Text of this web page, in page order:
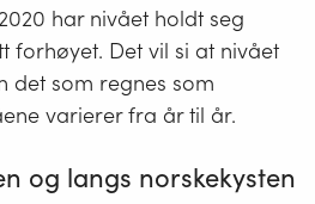
sjø
og
vassdrag.
har nivået holdt seg
forhøyet. Det vil si at nivået
det som regnes som
varierer fra år til år.
og langs norskekysten